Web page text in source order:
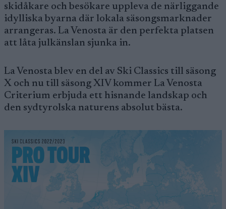
skidåkare och besökare uppleva de närliggande
idylliska byarna där lokala säsongsmarknader
arrangeras. La Venosta är den perfekta platsen
att låta julkänslan sjunka in.
La Venosta blev en del av Ski Classics till säsong
X och nu till säsong XIV kommer La Venosta
Criterium erbjuda ett hisnande landskap och
den sydtyrolska naturens absolut bästa.